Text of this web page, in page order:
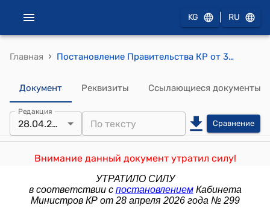
KG RU
Главная › Постановление Правительства КР от 30 декабря 2007 года № 640 "Об утверждении государственных минимальных социальных стандартов содержания подопечных домов-интернатов и стационара Центра медико-социальной экспертизы и реабилитации инвалидов Министерства труда и социального развития Кыргызской Республики"
Документ Реквизиты Ссылающиеся документы
Редакция
28.04.2026 Сравнение
Внимание данный документ утратил силу!